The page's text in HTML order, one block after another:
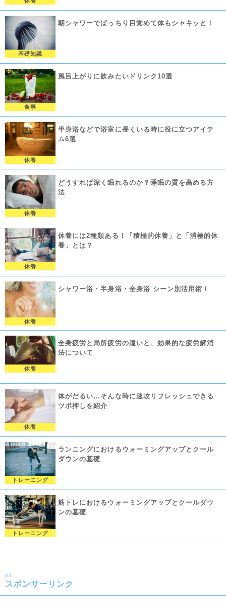
基礎知識
朝シャワーでばっちり目覚めて体もシャキッと！
食事
風呂上がりに飲みたいドリンク10選
休養
半身浴などで浴室に長くいる時に役に立つアイテ
ム6選
休養
どうすれば深く眠れるのか？睡眠の質を高める方
法
休養
休養には2種類ある！「積極的休養」と「消極的休
養」とは？
休養
シャワー浴・半身浴・全身浴 シーン別活用術！
休養
全身疲労と局所疲労の違いと、効果的な疲労解消
法について
休養
体がだるい…そんな時に速攻リフレッシュできる
ツボ押しを紹介
トレーニング
ランニングにおけるウォーミングアップとクール
ダウンの基礎
トレーニング
筋トレにおけるウォーミングアップとクールダウ
ンの基礎
Ad
スポンサーリンク